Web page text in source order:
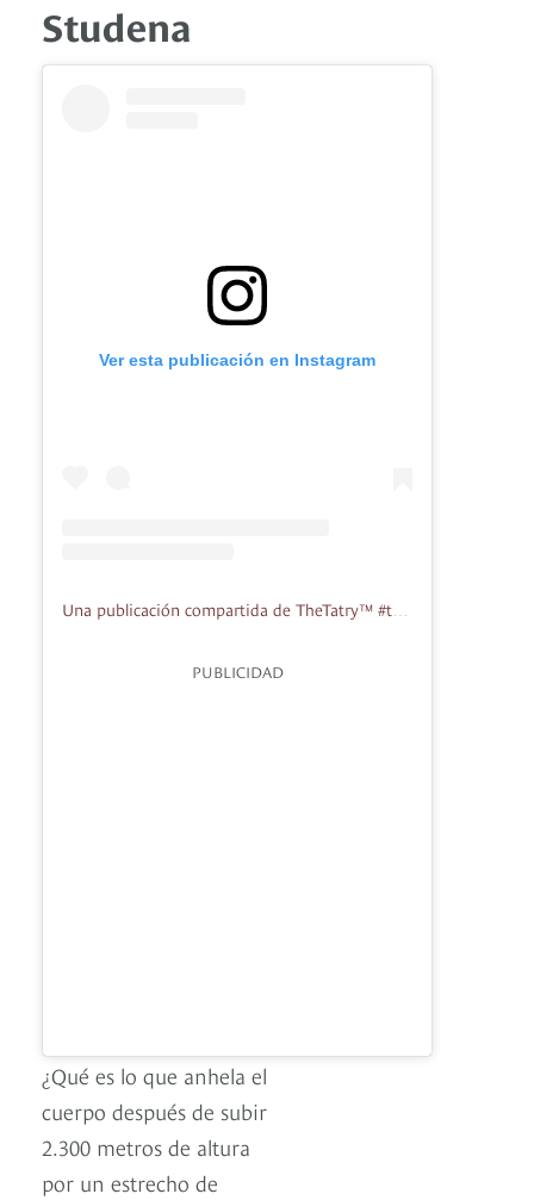
Studena
Ver esta publicación en Instagram
PUBLICIDAD
¿Qué es lo que anhela el
cuerpo después de subir
2.300 metros de altura
por un estrecho de